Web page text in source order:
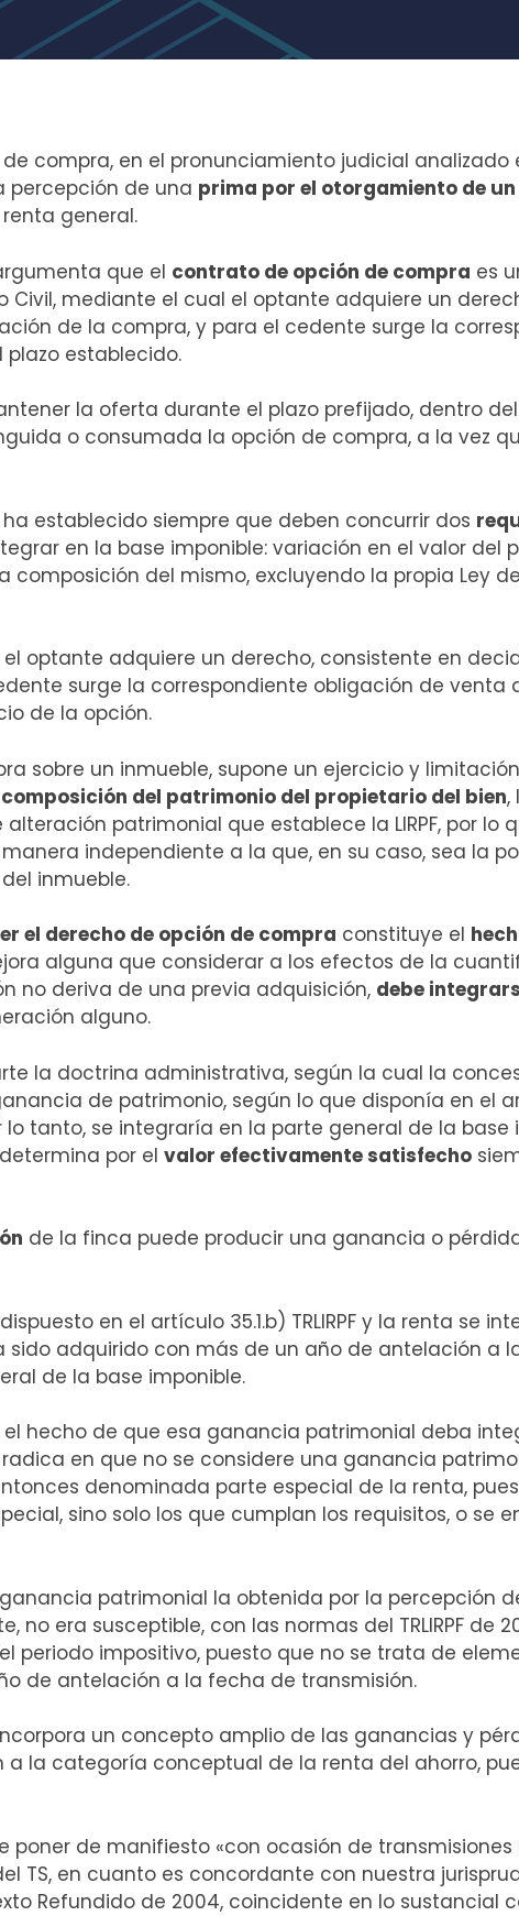
compra, en el pronunciamiento judicial
percepción de una prima por el otorgamiento de
general.
que el contrato de opción de compra es
Civil, mediante el cual el optante adquiere un
de la compra, y para el cedente surge la
plazo establecido.
la oferta durante el plazo prefijado, dentro
o consumada la opción de compra, a la vez
ha establecido siempre que deben concurrir dos
en la base imponible: variación en el valor del
del mismo, excluyendo la propia Ley
optante adquiere un derecho, consistente en
surge la correspondiente obligación de venta
de la opción.
sobre un inmueble, supone un ejercicio y
del patrimonio del propietario del bien,
patrimonial que establece la LIRPF, por lo
independiente a la que, en su caso, sea la
inmueble.
el derecho de opción de compra constituye el
alguna que considerar a los efectos de la
no deriva de una previa adquisición, debe
alguno.
la doctrina administrativa, según la cual la
de patrimonio, según lo que disponía en el
tanto, se integraría en la parte general de la base
determina por el valor efectivamente satisfecho
de la finca puede producir una ganancia o
en el artículo 35.1.b) TRLIRPF y la renta se
sido adquirido con más de un año de antelación a
de la base imponible.
hecho de que esa ganancia patrimonial deba
en que no se considere una ganancia
denominada parte especial de la renta,
sino solo los que cumplan los requisitos, o se
patrimonial la obtenida por la percepción
no era susceptible, con las normas del TRLIRPF de
periodo impositivo, puesto que no se trata de
de antelación a la fecha de transmisión.
incorpora un concepto amplio de las ganancias y
la categoría conceptual de la renta del ahorro,
poner de manifiesto «con ocasión de
TS, en cuanto es concordante con nuestra
Refundido de 2004, coincidente en lo